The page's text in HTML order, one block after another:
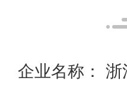
企业名称：